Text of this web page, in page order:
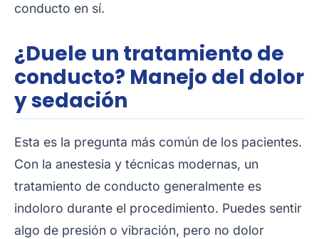
conducto en sí.
¿Duele un tratamiento de
conducto? Manejo del dolor
y sedación
Esta es la pregunta más común de los pacientes.
Con la anestesia y técnicas modernas, un
tratamiento de conducto generalmente es
indoloro durante el procedimiento. Puedes sentir
algo de presión o vibración, pero no dolor